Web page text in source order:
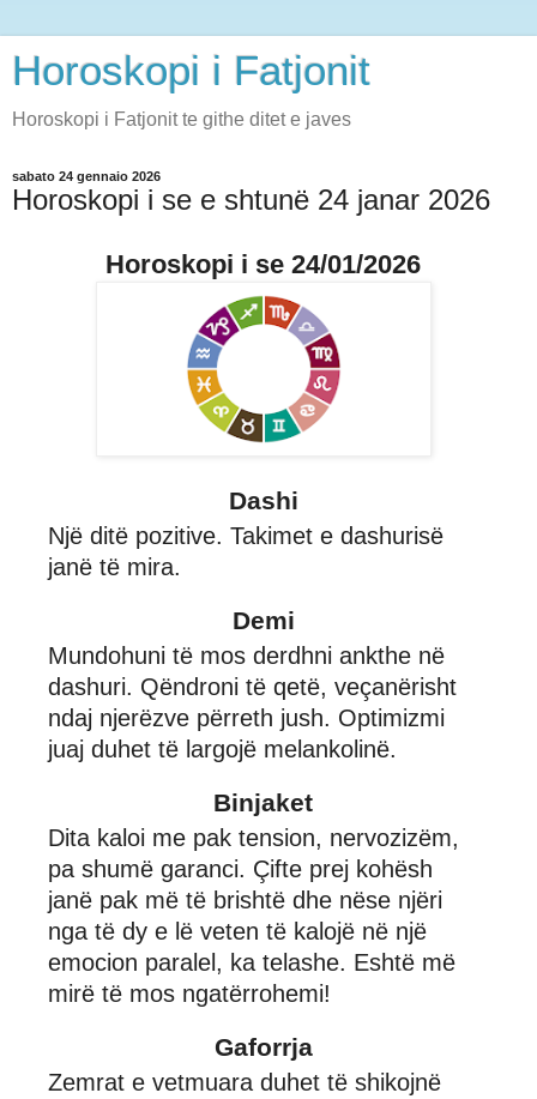
Horoskopi i Fatjonit
Horoskopi i Fatjonit te githe ditet e javes
sabato 24 gennaio 2026
Horoskopi i se e shtunë 24 janar 2026
Horoskopi i se 24/01/2026
Dashi
Një ditë pozitive. Takimet e dashurisë
janë të mira.
Demi
Mundohuni të mos derdhni ankthe në
dashuri. Qëndroni të qetë, veçanërisht
ndaj njerëzve përreth jush. Optimizmi
juaj duhet të largojë melankolinë.
Binjaket
Dita kaloi me pak tension, nervozizëm,
pa shumë garanci. Çifte prej kohësh
janë pak më të brishtë dhe nëse njëri
nga të dy e lë veten të kalojë në një
emocion paralel, ka telashe. Eshtë më
mirë të mos ngatërrohemi!
Gaforrja
Zemrat e vetmuara duhet të shikojnë